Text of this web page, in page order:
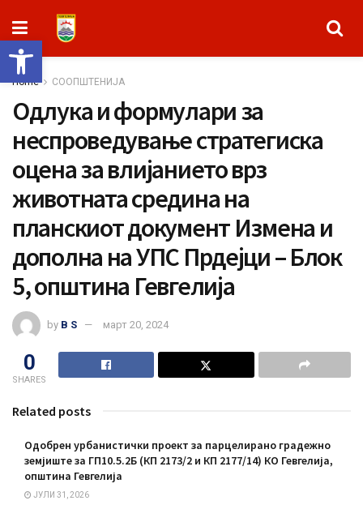
Open toolbar
Home СООПШТЕНИЈА
Одлука и формулари за
неспроведување стратегиска
оцена за влијанието врз
животната средина на
планскиот документ Измена и
дополна на УПС Прдејци – Блок
5, општина Гевгелија
by B S март 20, 2024
0
SHARES
Related posts
Одобрен урбанистички проект за парцелирано градежно
земјиште за ГП10.5.2Б (КП 2173/2 и КП 2177/14) КО Гевгелија,
општина Гевгелија
ЈУЛИ 31, 2026